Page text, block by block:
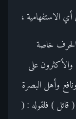
الاستفهامية ،
الحرف خاصة
على
وأهل البصرة
قاتل ) فلقوله : (